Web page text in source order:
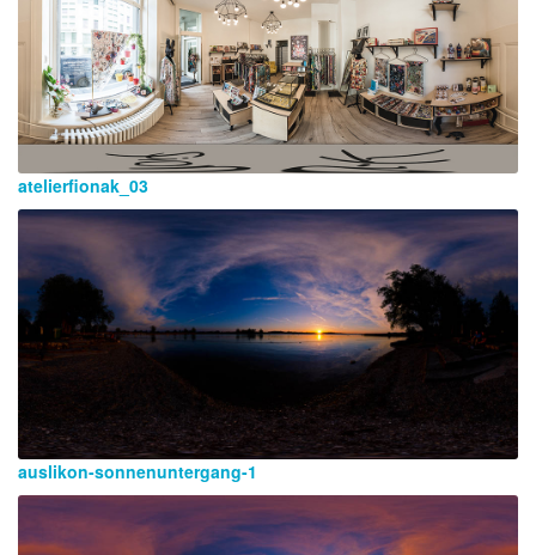
atelierfionak_03
auslikon-sonnenuntergang-1